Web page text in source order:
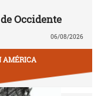
Occidente
06/08/2026
AMÉRICA